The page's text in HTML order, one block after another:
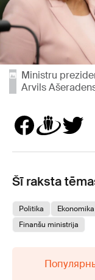
Ministru
Arvils
Šī raksta
Politika Ekonomika
Finanšu ministrija